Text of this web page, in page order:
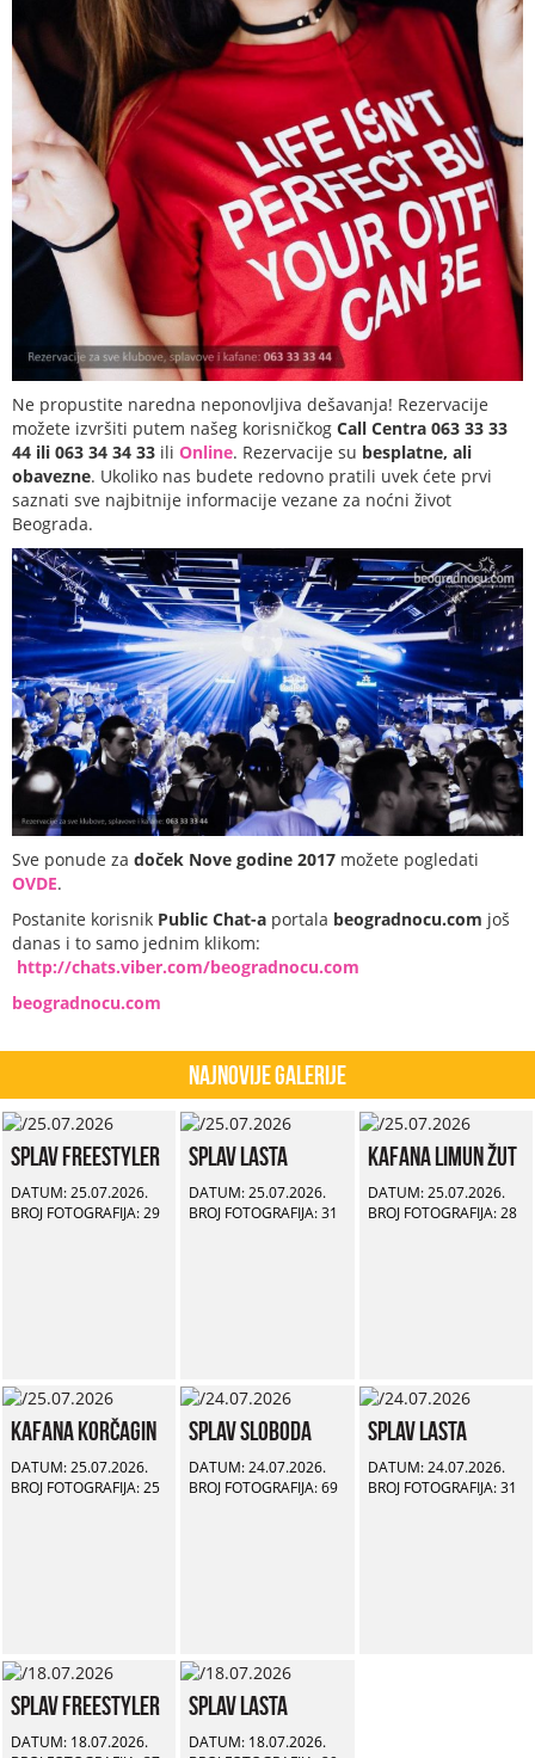
Ne propustite naredna neponovljiva dešavanja! Rezervacije
možete izvršiti putem našeg korisničkog Call Centra 063 33 33
44 ili 063 34 34 33 ili Online. Rezervacije su besplatne, ali
obavezne. Ukoliko nas budete redovno pratili uvek ćete prvi
saznati sve najbitnije informacije vezane za noćni život
Beograda.
Sve ponude za doček Nove godine 2017 možete pogledati
OVDE.
Postanite korisnik Public Chat-a portala beogradnocu.com još
danas i to samo jednim klikom:
http://chats.viber.com/beogradnocu.com
beogradnocu.com
Najnovije Galerije
Splav Freestyler
DATUM: 25.07.2026.
BROJ FOTOGRAFIJA: 29
Splav Lasta
DATUM: 25.07.2026.
BROJ FOTOGRAFIJA: 31
Kafana Limun Žut
DATUM: 25.07.2026.
BROJ FOTOGRAFIJA: 28
Kafana Korčagin
DATUM: 25.07.2026.
BROJ FOTOGRAFIJA: 25
Splav Sloboda
DATUM: 24.07.2026.
BROJ FOTOGRAFIJA: 69
Splav Lasta
DATUM: 24.07.2026.
BROJ FOTOGRAFIJA: 31
Splav Freestyler
DATUM: 18.07.2026.
Splav Lasta
DATUM: 18.07.2026.